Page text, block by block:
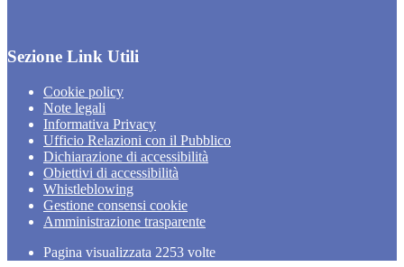
Sezione Link Utili
Cookie policy
Note legali
Informativa Privacy
Ufficio Relazioni con il Pubblico
Dichiarazione di accessibilità
Obiettivi di accessibilità
Whistleblowing
Gestione consensi cookie
Amministrazione trasparente
Pagina visualizzata 2253 volte